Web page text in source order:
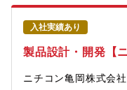
に、好奇心や探求心を持
に、自ら積極的に発信で
な方・しっかりと研修・
キルアップを実現したい
しめる方（京都府綾部市
入社実績あり
製品設計・開発【
ニチコン亀岡株式会社